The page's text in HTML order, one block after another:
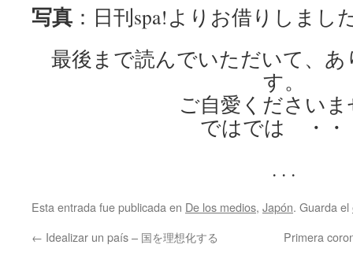
写真 ：日刊spa!よりお借りしまし
最後まで読んでいただいて、
す。
ご自愛くださいま
ではでは ・・
. . .
Esta entrada fue publicada en De los medios, Japón. Guarda el
← Idealizar un país – 国を理想化する Primera